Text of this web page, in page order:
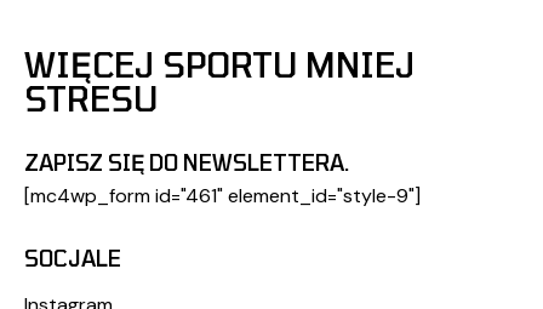
WIĘCEJ SPORTU MNIEJ
STRESU
ZAPISZ SIĘ DO NEWSLETTERA.
[mc4wp_form id="461" element_id="style-9"]
SOCJALE